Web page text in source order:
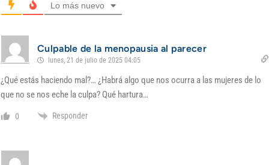
Lo más nuevo
Culpable de la menopausia al parecer
lunes, 21 de julio de 2025 04:05
¿Qué estás haciendo mal?… ¿Habrá algo que nos ocurra a las mujeres de lo
que no se nos eche la culpa? Qué hartura…
0 Responder